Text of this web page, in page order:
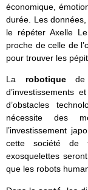
économique,
durée. Les données,
le répéter Axelle
proche de celle de
pour trouver les
La robotiquede
d’investissements
d’obstacles
nécessite des
l’investissement
cette société de
exosquelettes
que les robots